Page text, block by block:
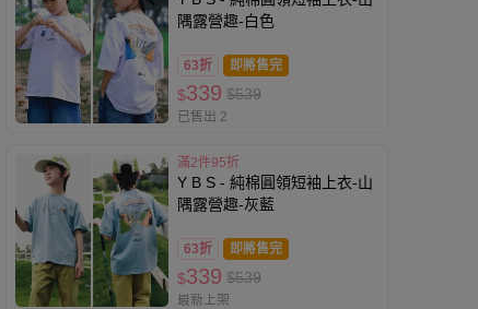
隅露營趣-白色
63折 即將售完
$339 $539
已售出 2
滿2件95折
Y B S - 純棉圓領短袖上衣-山
隅露營趣-灰藍
63折 即將售完
$339 $539
最新上架